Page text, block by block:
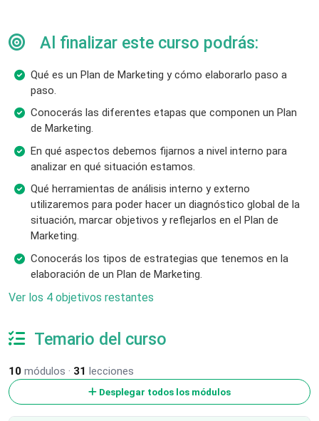
Al finalizar este curso podrás:
Qué es un Plan de Marketing y cómo elaborarlo paso a
paso.
Conocerás las diferentes etapas que componen un Plan
de Marketing.
En qué aspectos debemos fijarnos a nivel interno para
analizar en qué situación estamos.
Qué herramientas de análisis interno y externo
utilizaremos para poder hacer un diagnóstico global de la
situación, marcar objetivos y reflejarlos en el Plan de
Marketing.
Conocerás los tipos de estrategias que tenemos en la
elaboración de un Plan de Marketing.
Ver los 4 objetivos restantes
Temario del curso
10 módulos · 31 lecciones
Desplegar todos los módulos